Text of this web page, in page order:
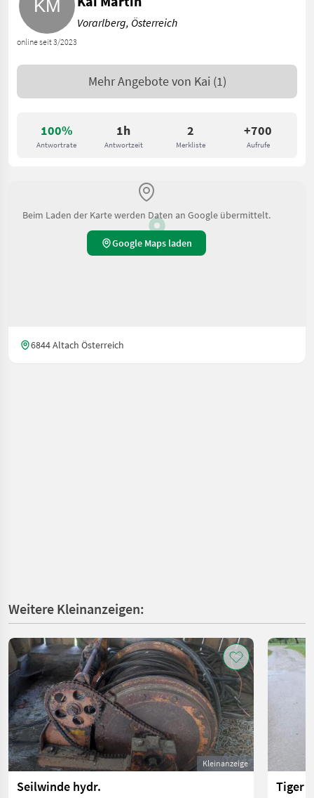
100%
Antwortrate
1h
Antwortzeit
2
Merkliste
+700
Aufrufe
online seit 3/2023
Vorarlberg, Österreich
Mehr Angebote von Kai (1)
Beim Laden der Karte werden Daten an Google übermittelt.
Google Maps laden
6844 Altach Österreich
Weitere Kleinanzeigen:
Kleinanzeige
Seilwinde hydr.
Tiger